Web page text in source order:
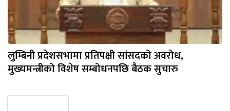
लुम्बिनी प्रदेशसभामा प्रतिपक्षी सांसदको अवरोध,
मुख्यमन्त्रीको विशेष सम्बोधनपछि बैठक सुचारु